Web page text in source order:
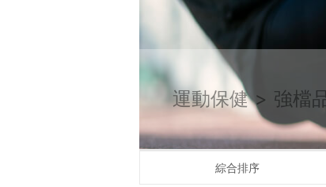
運動保健 > 強檔
綜合排序